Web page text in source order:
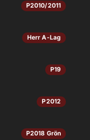
P2010/2011
Herr A-Lag
P19
P2012
P2018 Grön